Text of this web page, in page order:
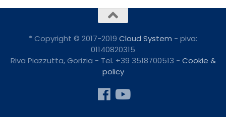
* Copyright © 2017-2019 Cloud System - piva:
01140820315
Riva Piazzutta, Gorizia - Tel. +39 3518700513 - Cookie &
policy